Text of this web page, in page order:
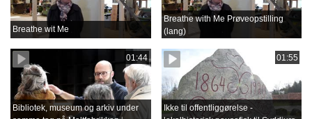
Breathe wit Me
Breathe with Me Prøveopstilling
(lang)
01:44
Bibliotek, museum og arkiv under
01:55
Ikke til offentliggørelse -